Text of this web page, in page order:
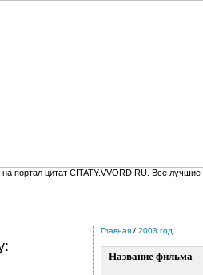
портал цитат CITATY.VVORD.RU. Все
Главная / 2003 год
Название фильма